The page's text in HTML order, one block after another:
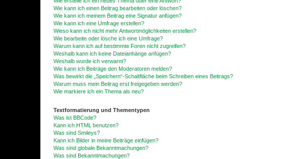
Wie kann ich einen Beitrag bearbeiten oder löschen?
Wie kann ich meinem Beitrag eine Signatur anfügen?
Wie kann ich eine Umfrage erstellen?
Wieso kann ich nicht mehr Antwortmöglichkeiten erstellen?
Wie bearbeite oder lösche ich eine Umfrage?
Warum kann ich auf bestimmte Foren nicht zugreifen?
Weshalb kann ich keine Dateianhänge anfügen?
Weshalb wurde ich verwarnt?
Wie kann ich Beiträge den Moderatoren melden?
Was bewirkt die „Speichern“-Schaltfläche beim Schreiben eines Beitrags?
Warum muss mein Beitrag erst freigegeben werden?
Wie markiere ich ein Thema als neu?
Textformatierung und Thementypen
Was ist BBCode?
Kann ich HTML benutzen?
Was sind Smileys?
Kann ich Bilder in meine Beiträge einfügen?
Was sind globale Bekanntmachungen?
Was sind Bekanntmachungen?